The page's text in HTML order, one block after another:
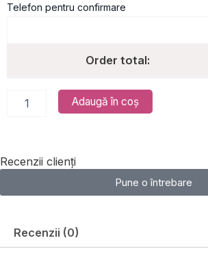
Telefon pentru confirmare
Order total:
Adaugă în coș
Recenzii clienți
Pune o întrebare
Recenzii (0)